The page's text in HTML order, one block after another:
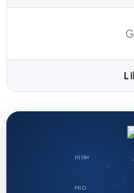
HIGH
MID